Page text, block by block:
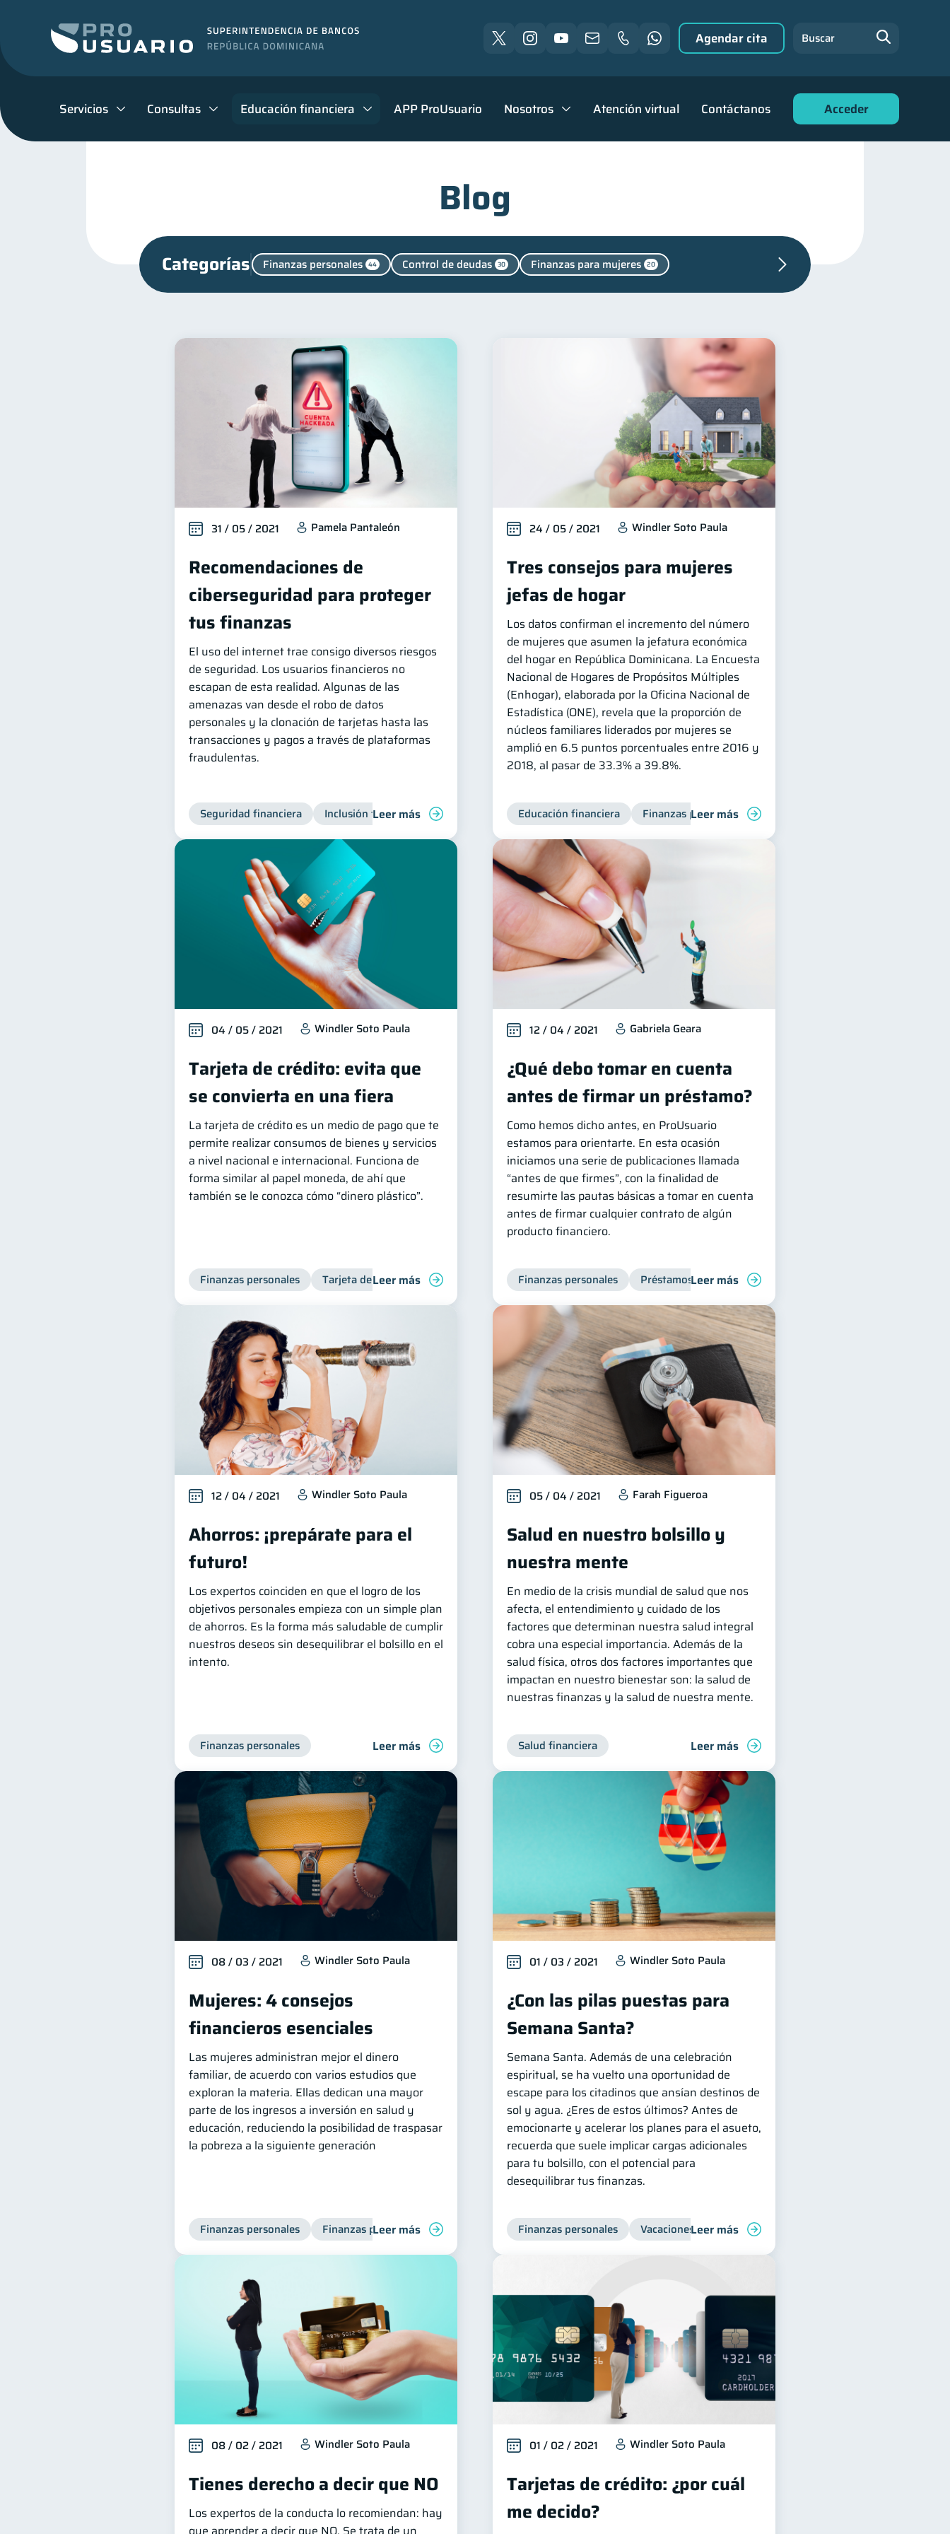
Servicios Consultas Educación financiera APP ProUsuario Nosotros Atención virtual Contáctanos Acceder
Agendar cita Buscar
Blog
Categorías Finanzas personales 44 Control de deudas 30 Finanzas para mujeres 20
Préstamos 8 Ahorro Ciberseguridad
Derechos & Deberes
Cuenta Abandonada Inversiones 2 Finanzas en Pareja 1
Educación Financiera 1 Fraudes 1 Información financiera Salud mental 1
Retiro Doble sueldo 1 información financiera 1
31 / 05 / 2021 Pamela Pantaleón
Recomendaciones de
ciberseguridad para proteger
tus finanzas
El uso del internet trae consigo diversos riesgos
de seguridad. Los usuarios financieros no
escapan de esta realidad. Algunas de las
amenazas van desde el robo de datos
personales y la clonación de tarjetas hasta las
transacciones y pagos a través de plataformas
fraudulentas.
Seguridad financiera Inclusión financiera Finanzas para jóvenes Manejo de deudas Finanzas familiares
Leer más
24 / 05 / 2021 Windler Soto Paula
Tres consejos para mujeres
jefas de hogar
Los datos confirman el incremento del número
de mujeres que asumen la jefatura económica
del hogar en República Dominicana. La Encuesta
Nacional de Hogares de Propósitos Múltiples
(Enhogar), elaborada por la Oficina Nacional de
Estadística (ONE), revela que la proporción de
núcleos familiares liderados por mujeres se
amplió en 6.5 puntos porcentuales entre 2016 y
2018, al pasar de 33.3% a 39.8%.
Educación financiera Finanzas para mujeres
Leer más
04 / 05 / 2021 Windler Soto Paula
Tarjeta de crédito: evita que
se convierta en una fiera
La tarjeta de crédito es un medio de pago que te
permite realizar consumos de bienes y servicios
a nivel nacional e internacional. Funciona de
forma similar al papel moneda, de ahí que
también se le conozca cómo “dinero plástico”.
Finanzas personales Tarjeta de crédito
Leer más
12 / 04 / 2021 Gabriela Geara
¿Qué debo tomar en cuenta
antes de firmar un préstamo?
Como hemos dicho antes, en ProUsuario
estamos para orientarte. En esta ocasión
iniciamos una serie de publicaciones llamada
“antes de que firmes”, con la finalidad de
resumirte las pautas básicas a tomar en cuenta
antes de firmar cualquier contrato de algún
producto financiero.
Finanzas personales Préstamos Entidad financiera
Leer más
12 / 04 / 2021 Windler Soto Paula
Ahorros: ¡prepárate para el
futuro!
Los expertos coinciden en que el logro de los
objetivos personales empieza con un simple plan
de ahorros. Es la forma más saludable de cumplir
nuestros deseos sin desequilibrar el bolsillo en el
intento.
Finanzas personales Leer más
05 / 04 / 2021 Farah Figueroa
Salud en nuestro bolsillo y
nuestra mente
En medio de la crisis mundial de salud que nos
afecta, el entendimiento y cuidado de los
factores que determinan nuestra salud integral
cobra una especial importancia. Además de la
salud física, otros dos factores importantes que
impactan en nuestro bienestar son: la salud de
nuestras finanzas y la salud de nuestra mente.
Salud financiera Leer más
08 / 03 / 2021 Windler Soto Paula
Mujeres: 4 consejos
financieros esenciales
Las mujeres administran mejor el dinero
familiar, de acuerdo con varios estudios que
exploran la materia. Ellas dedican una mayor
parte de los ingresos a inversión en salud y
educación, reduciendo la posibilidad de traspasar
la pobreza a la siguiente generación
Finanzas personales Finanzas para mujeres
Leer más
01 / 03 / 2021 Windler Soto Paula
¿Con las pilas puestas para
Semana Santa?
Semana Santa. Además de una celebración
espiritual, se ha vuelto una oportunidad de
escape para los citadinos que ansían destinos de
sol y agua. ¿Eres de estos últimos? Antes de
emocionarte y acelerar los planes para el asueto,
recuerda que suele implicar cargas adicionales
para tu bolsillo, con el potencial para
desequilibrar tus finanzas.
Finanzas personales Vacaciones Organización Financiera
Leer más
08 / 02 / 2021 Windler Soto Paula
Tienes derecho a decir que NO
Los expertos de la conducta lo recomiendan: hay
01 / 02 / 2021 Windler Soto Paula
Tarjetas de crédito: ¿por cuál
me decido?